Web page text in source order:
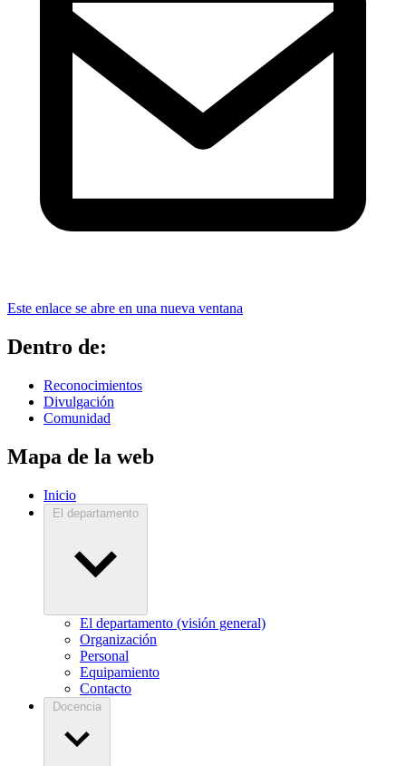
Este enlace se abre en una nueva ventana
Dentro de:
Reconocimientos
Divulgación
Comunidad
Mapa de la web
Inicio
El departamento
El departamento (visión general)
Organización
Personal
Equipamiento
Contacto
Docencia